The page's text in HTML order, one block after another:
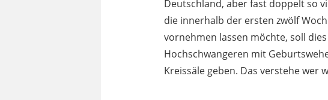
Deutschland, aber fast doppelt so
die innerhalb der ersten zwölf
vornehmen lassen möchte, soll
Hochschwangeren mit
Kreissäle geben. Das verstehe wer